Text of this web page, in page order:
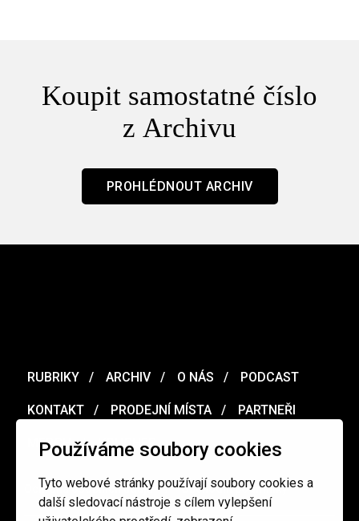
Používáme soubory cookies
Tyto webové stránky používají soubory cookies a
další sledovací nástroje s cílem vylepšení
Koupit samostatné číslo
z Archivu
PROHLÉDNOUT ARCHIV
RUBRIKY ARCHIV O NÁS PODCAST
KONTAKT PRODEJNÍ MÍSTA PARTNEŘI
MERCH VOUCHER
Ochrana osobních údajů / Obchodní podmínky